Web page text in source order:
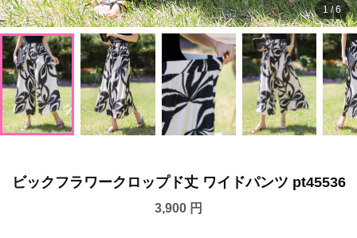
1/6
ビックフラワークロップド丈 ワイドパンツ pt45536
3,900 円